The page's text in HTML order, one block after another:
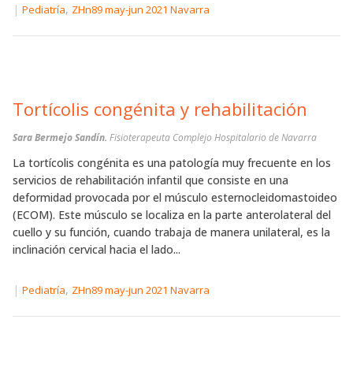
| Pediatría, ZHn89 may-jun 2021 Navarra
Tortícolis congénita y rehabilitación
Sara Bermejo Sandín. Fisioterapeuta Complejo Hospitalario de Navarra
La tortícolis congénita es una patología muy frecuente en los
servicios de rehabilitación infantil que consiste en una
deformidad provocada por el músculo esternocleidomastoideo
(ECOM). Este músculo se localiza en la parte anterolateral del
cuello y su función, cuando trabaja de manera unilateral, es la
inclinación cervical hacia el lado...
| Pediatría, ZHn89 may-jun 2021 Navarra